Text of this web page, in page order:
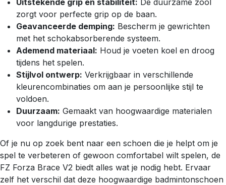
zorgt voor perfecte grip op de baan.
Geavanceerde demping: Bescherm je gewrichten
met het schokabsorberende systeem.
Ademend materiaal: Houd je voeten koel en droog
tijdens het spelen.
Stijlvol ontwerp: Verkrijgbaar in verschillende
kleurencombinaties om aan je persoonlijke stijl te
voldoen.
Duurzaam: Gemaakt van hoogwaardige materialen
voor langdurige prestaties.
Of je nu op zoek bent naar een schoen die je helpt om je
spel te verbeteren of gewoon comfortabel wilt spelen, de
FZ Forza Brace V2 biedt alles wat je nodig hebt. Ervaar
zelf het verschil dat deze hoogwaardige badmintonschoen